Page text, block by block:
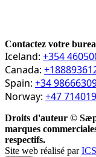
Contactez votre
Iceland: +354
Canada:
Spain: +34
Norway: +47
Droits d'auteur ©
marques
respectifs.
Site web réalisé par